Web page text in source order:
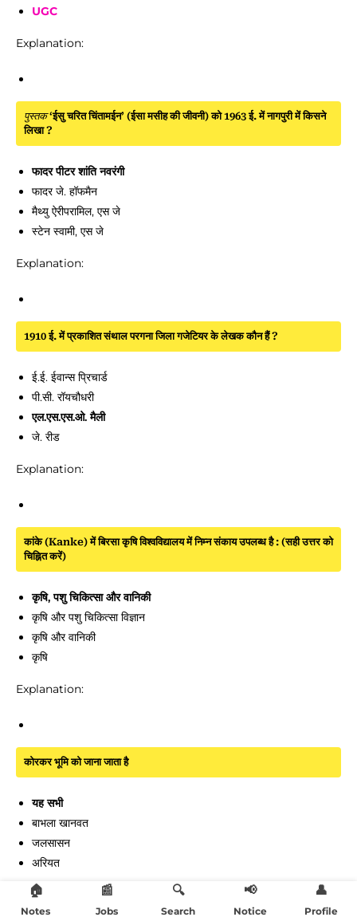
UGC
Explanation:
पुस्तक‘ईसु चरित चिंतामईन’ (ईसा मसीह की जीवनी) को 1963 ई. में नागपुरी में किसने
लिखा ?
फादर पीटर शांति नवरंगी
फादर जे. हॉफमैन
मैथ्यु ऐरीपरामिल, एस जे
स्टेन स्वामी, एस जे
Explanation:
1910 ई. में प्रकाशित संथाल परगना जिला गजेटियर के लेखक कौन हैं ?
ई.ई. ईवान्स प्रिचार्ड
पी.सी. रॉयचौधरी
एल.एस.एस.ओ. मैली
जे. रीड
Explanation:
कांके (Kanke) में बिरसा कृषि विश्वविद्यालय में निम्न संकाय उपलब्ध है : (सही उत्तर को
चिह्नित करें)
कृषि, पशु चिकित्सा और वानिकी
कृषि और पशु चिकित्सा विज्ञान
कृषि और वानिकी
कृषि
Explanation:
कोरकर भूमि को जाना जाता है
यह सभी
बाभला खानवत
जलसासन
अरियत
Explanation:
🏠
Notes
📰
Jobs
🔍
Search
📢
Notice
👤
Profile